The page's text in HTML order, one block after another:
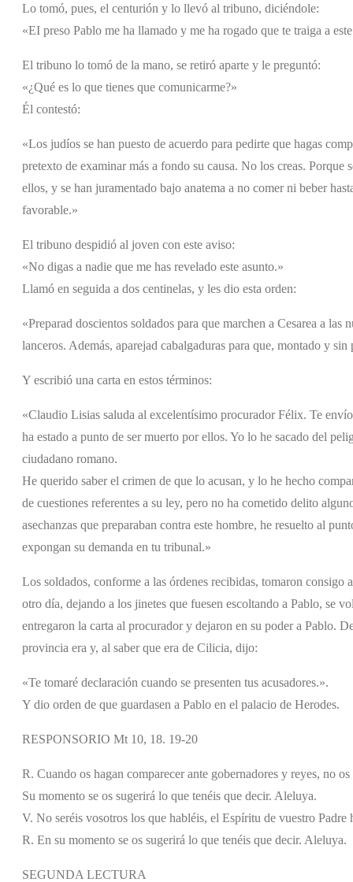
Lo tomó, pues, el centurión y lo llevó al tribuno, diciéndole:
«EI preso Pablo me ha llamado y me ha rogado que te traiga a
El tribuno lo tomó de la mano, se retiró aparte y le preguntó:
«¿Qué es lo que tienes que comunicarme?»
Él contestó:
«Los judíos se han puesto de acuerdo para pedirte que hagas
pretexto de examinar más a fondo su causa. No los creas. Porque
ellos, y se han juramentado bajo anatema a no comer ni beber
favorable.»
El tribuno despidió al joven con este aviso:
«No digas a nadie que me has revelado este asunto.»
Llamó en seguida a dos centinelas, y les dio esta orden:
«Preparad doscientos soldados para que marchen a Cesarea a
lanceros. Además, aparejad cabalgaduras para que, montado y
Y escribió una carta en estos términos:
«Claudio Lisias saluda al excelentísimo procurador Félix. Te
ha estado a punto de ser muerto por ellos. Yo lo he sacado del
ciudadano romano.
He querido saber el crimen de que lo acusan, y lo he hecho
de cuestiones referentes a su ley, pero no ha cometido delito
asechanzas que preparaban contra este hombre, he resuelto al
expongan su demanda en tu tribunal.»
Los soldados, conforme a las órdenes recibidas, tomaron
otro día, dejando a los jinetes que fuesen escoltando a Pablo, se
entregaron la carta al procurador y dejaron en su poder a Pablo.
provincia era y, al saber que era de Cilicia, dijo:
«Te tomaré declaración cuando se presenten tus acusadores.».
Y dio orden de que guardasen a Pablo en el palacio de Herodes.
RESPONSORIO Mt 10, 18. 19-20
R. Cuando os hagan comparecer ante gobernadores y reyes, no
Su momento se os sugerirá lo que tenéis que decir. Aleluya.
V. No seréis vosotros los que habléis, el Espíritu de vuestro Padre
R. En su momento se os sugerirá lo que tenéis que decir. Aleluya.
SEGUNDA LECTURA